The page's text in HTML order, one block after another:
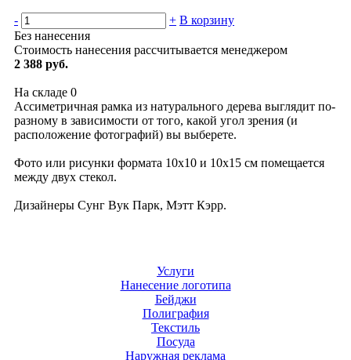
- + В корзину
Без нанесения
Стоимость нанесения рассчитывается менеджером
2 388 руб.
На складе 0
Ассиметричная рамка из натурального дерева выглядит по-
разному в зависимости от того, какой угол зрения (и
расположение фотографий) вы выберете.
Фото или рисунки формата 10x10 и 10x15 см помещается
между двух стекол.
Дизайнеры Сунг Вук Парк, Мэтт Кэрр.
Услуги
Нанесение логотипа
Бейджи
Полиграфия
Текстиль
Посуда
Наружная реклама